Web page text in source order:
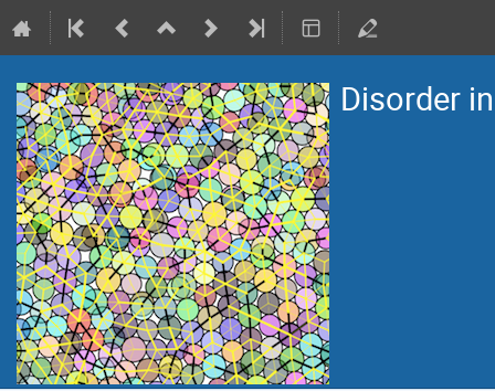
Disorder